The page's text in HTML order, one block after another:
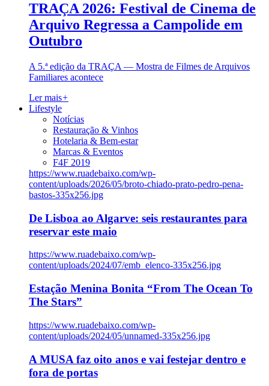
TRAÇA 2026: Festival de Cinema de
Arquivo Regressa a Campolide em
Outubro
A 5.ª edição da TRAÇA — Mostra de Filmes de Arquivos
Familiares acontece
Ler mais+
Lifestyle
Notícias
Restauração & Vinhos
Hotelaria & Bem-estar
Marcas & Eventos
F4F 2019
https://www.ruadebaixo.com/wp-
content/uploads/2026/05/broto-chiado-prato-pedro-pena-
bastos-335x256.jpg
De Lisboa ao Algarve: seis restaurantes para
reservar este maio
https://www.ruadebaixo.com/wp-
content/uploads/2024/07/emb_elenco-335x256.jpg
Estação Menina Bonita “From The Ocean To
The Stars”
https://www.ruadebaixo.com/wp-
content/uploads/2024/05/unnamed-335x256.jpg
A MUSA faz oito anos e vai festejar dentro e
fora de portas